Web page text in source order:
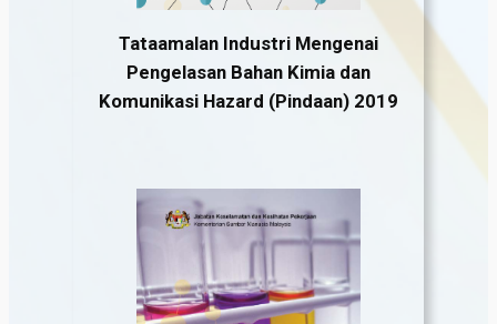
Tataamalan Industri Mengenai
Pengelasan Bahan Kimia dan
Komunikasi Hazard (Pindaan) 2019